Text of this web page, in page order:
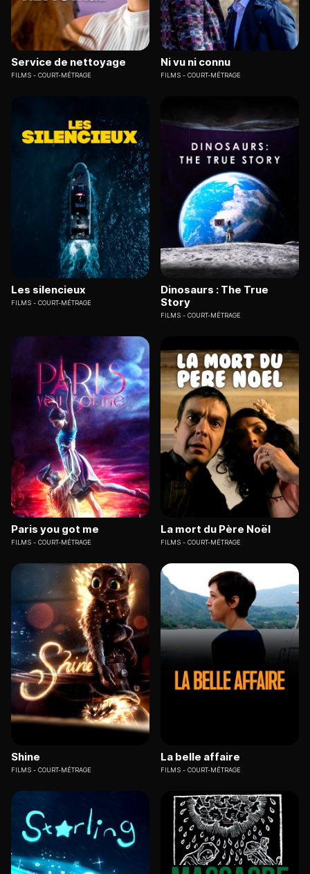
Service de nettoyage
FILMS COURT-MÉTRAGE
Ni vu ni connu
FILMS COURT-MÉTRAGE
Les silencieux
FILMS COURT-MÉTRAGE
Dinosaurs : The True
Story
FILMS COURT-MÉTRAGE
Paris you got me
FILMS COURT-MÉTRAGE
La mort du Père Noël
FILMS COURT-MÉTRAGE
Shine
FILMS COURT-MÉTRAGE
La belle affaire
FILMS COURT-MÉTRAGE